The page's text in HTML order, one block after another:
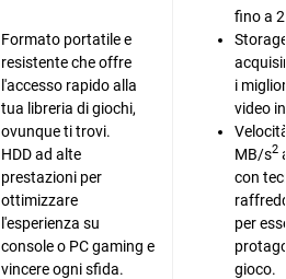
Formato portatile e
resistente che offre
l'accesso rapido alla
tua libreria di giochi,
ovunque ti trovi.
HDD ad alte
prestazioni per
ottimizzare
l'esperienza su
console o PC gaming e
vincere ogni sfida.
fino a
i
video
MB/s2
con
per
gioco.